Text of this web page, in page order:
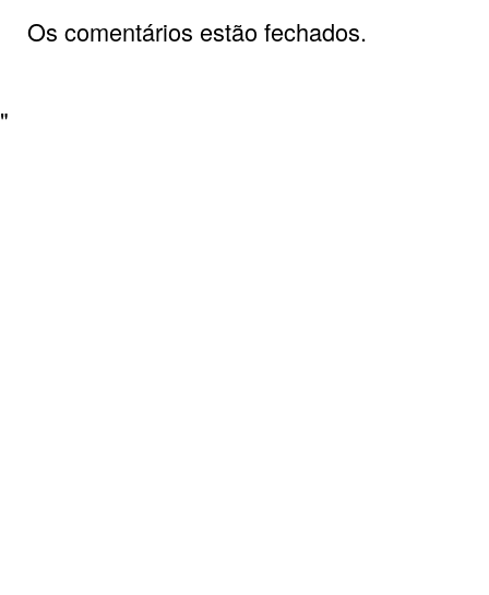
Os comentários estão fechados.
"